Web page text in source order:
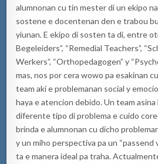
alumnonancutin mester di unekipo
sostene e docentenan den e trabou
yiunan.E ekipo di sosten ta di, entre
Begeleiders”, “Remedial Teachers”, “
Werkers”, “Orthopedagogen” y “P
mas, nos porcera wowo pa esakinan
team aki e problemanan socialy
haya eatencion debido. Un team asina
diferente tipo di problema e cuido
brinda e alumnonan cu dicho
y un miho perspectiva pa un “passend
ta e manera ideal pa traha.